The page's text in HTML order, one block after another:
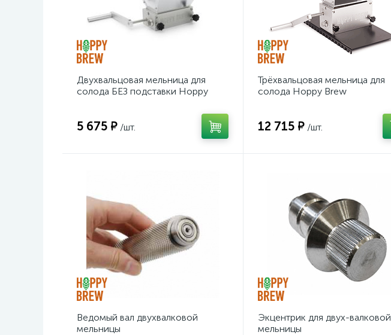
Двухвальцовая мельница для
солода БЕЗ подставки Hoppy
5 675 ₽ /шт.
Трёхвальцовая мельница для
солода Hoppy Brew
12 715 ₽ /шт.
Ведомый вал двухвалковой
мельницы
Экцентрик для двух-валковой
мельницы